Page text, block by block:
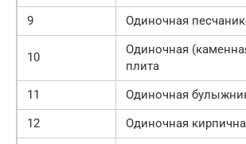
9
Одиночная
10
Одиночная
плита
11
Одиночная
12
Одиночная